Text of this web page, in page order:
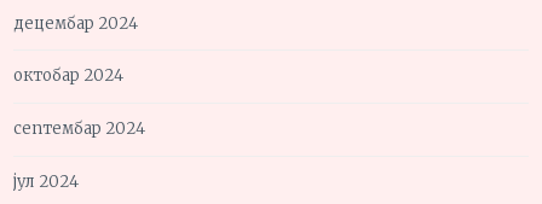
децембар 2024
октобар 2024
септембар 2024
јул 2024